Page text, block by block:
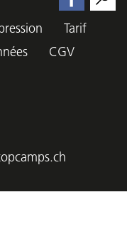
Tarif
CGV